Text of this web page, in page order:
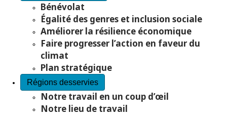
Bénévolat
Égalité des genres et inclusion sociale
Améliorer la résilience économique
Faire progresser l’action en faveur du
climat
Plan stratégique
Régions desservies
Notre travail en un coup d’œil
Notre lieu de travail